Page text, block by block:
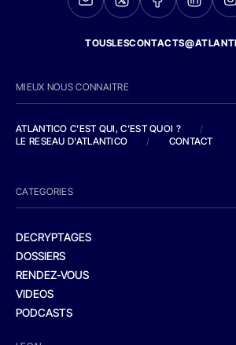
MIEUX NOUS CONNAITRE
ATLANTICO C'EST QUI, C'EST QUOI ?
/
LE RESEAU D'ATLANTICO
/ CONTACT
CATEGORIES
DECRYPTAGES
DOSSIERS
RENDEZ-VOUS
VIDEOS
PODCASTS